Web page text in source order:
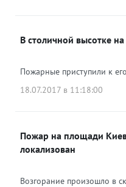
В столичной высотке
Пожарные приступили к
18.07.2017 в 11:18:00
Пожар на площади
локализован
Возгорание произошло в